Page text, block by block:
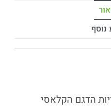
נוסף
הדגם הקלאסי